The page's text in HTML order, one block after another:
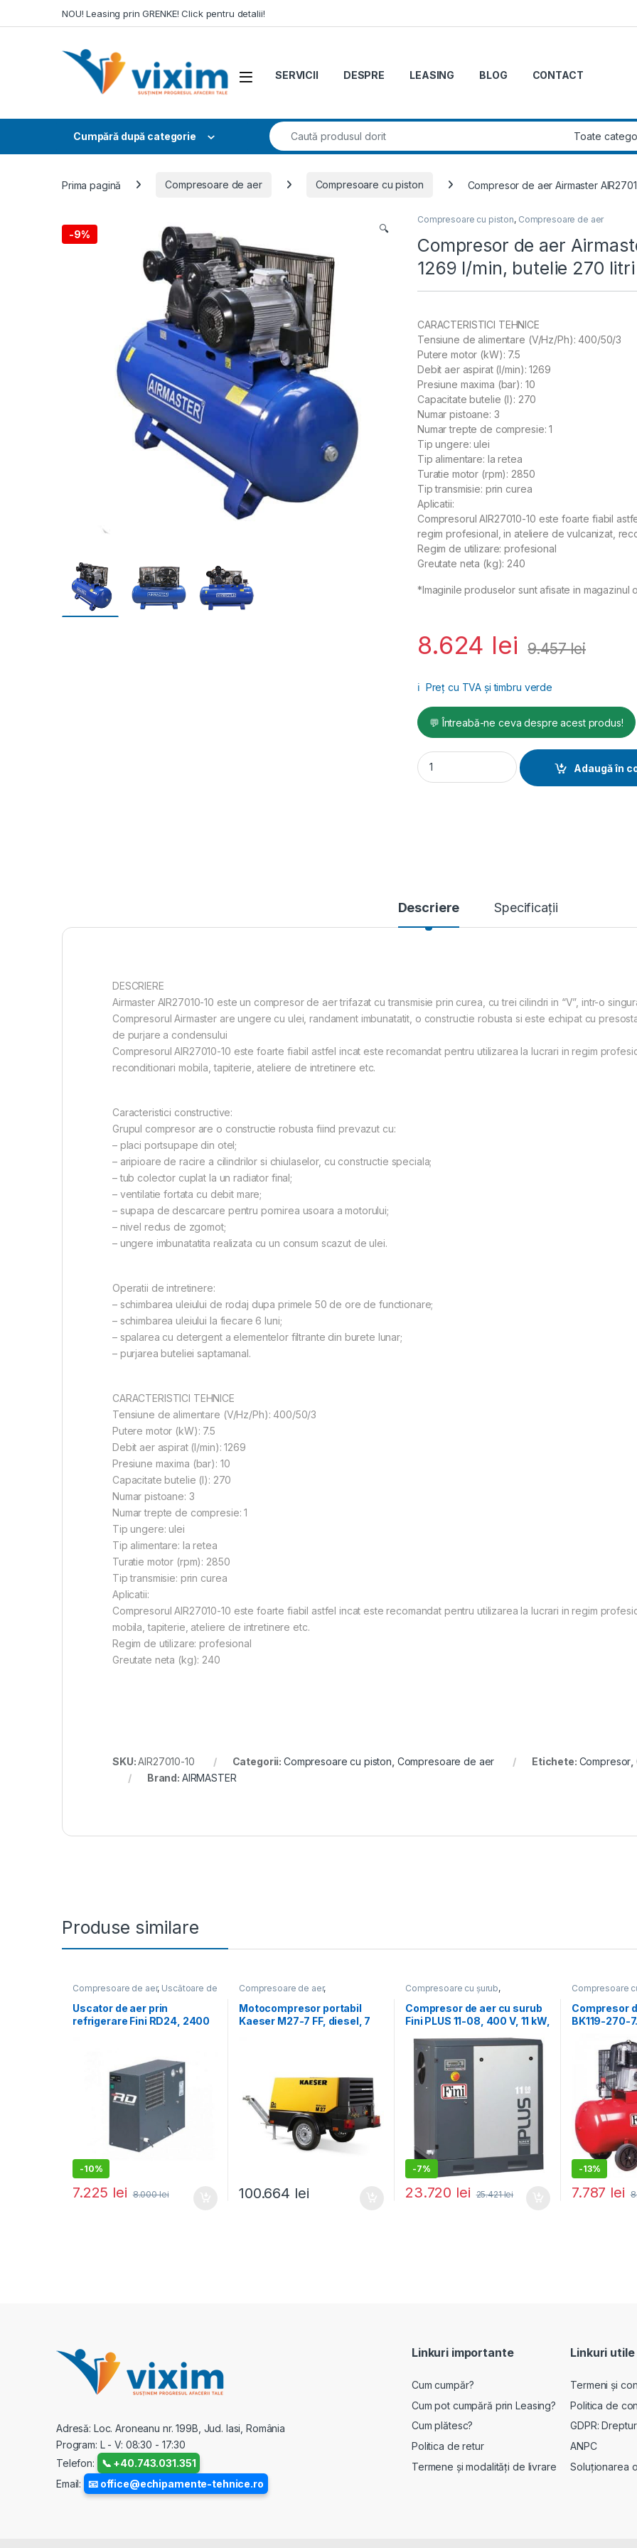
NOU! Leasing prin GRENKE! Click pentru detalii!
SERVICII DESPRE LEASING BLOG CONTACT
Cumpără după categorie
Search for:
Prima pagină Compresoare de aer Compresoare cu piston Compresor de aer Airmaster
-9% 🔍
Compresoare cu piston, Compresoare de aer
Compresor de aer
1269 l/min, butelie 270 litri
CARACTERISTICI TEHNICE
Tensiune de alimentare (V/Hz/Ph): 400/50/3
Putere motor (kW): 7.5
Debit aer aspirat (l/min): 1269
Presiune maxima (bar): 10
Capacitate butelie (l): 270
Numar pistoane: 3
Numar trepte de compresie: 1
Tip ungere: ulei
Tip alimentare: la retea
Turatie motor (rpm): 2850
Tip transmisie: prin curea
Aplicatii:
Compresorul AIR27010-10 este foarte fiabil
regim profesional, in ateliere de vulcanizat,
Regim de utilizare: profesional
Greutate neta (kg): 240
*Imaginile produselor sunt afisate in magazinul
8.624 lei 9.457lei
ℹ️ Preț cu TVA și timbru verde
💬 Întreabă-ne ceva despre acest produs!
Compresor de aer Airmaster AIR27010-10,
Adaugă în
Descriere Specificații
DESCRIERE
Airmaster AIR27010-10 este un compresor de aer trifazat cu transmisie prin curea, cu trei cilindri in “V”, intr-o
Compresorul Airmaster are ungere cu ulei, randament imbunatatit, o constructie robusta si este echipat cu
de purjare a condensului
Compresorul AIR27010-10 este foarte fiabil astfel incat este recomandat pentru utilizarea la lucrari in regim
reconditionari mobila, tapiterie, ateliere de intretinere etc.
Caracteristici constructive:
Grupul compresor are o constructie robusta fiind prevazut cu:
– placi portsupape din otel;
– aripioare de racire a cilindrilor si chiulaselor, cu constructie speciala;
– tub colector cuplat la un radiator final;
– ventilatie fortata cu debit mare;
– supapa de descarcare pentru pornirea usoara a motorului;
– nivel redus de zgomot;
– ungere imbunatatita realizata cu un consum scazut de ulei.
Operatii de intretinere:
– schimbarea uleiului de rodaj dupa primele 50 de ore de functionare;
– schimbarea uleiului la fiecare 6 luni;
– spalarea cu detergent a elementelor filtrante din burete lunar;
– purjarea buteliei saptamanal.
CARACTERISTICI TEHNICE
Tensiune de alimentare (V/Hz/Ph): 400/50/3
Putere motor (kW): 7.5
Debit aer aspirat (l/min): 1269
Presiune maxima (bar): 10
Capacitate butelie (l): 270
Numar pistoane: 3
Numar trepte de compresie: 1
Tip ungere: ulei
Tip alimentare: la retea
Turatie motor (rpm): 2850
Tip transmisie: prin curea
Aplicatii:
Compresorul AIR27010-10 este foarte fiabil astfel incat este recomandat pentru utilizarea la lucrari in regim
mobila, tapiterie, ateliere de intretinere etc.
Regim de utilizare: profesional
Greutate neta (kg): 240
SKU:AIR27010-10 Categorii: Compresoare cu piston Compresoare de aer Etichete: Compresor ,
Brand: AIRMASTER
Produse similare
Compresoare de aer, Uscătoare de
Uscator de aer prin
refrigerare Fini RD24, 2400
-10%
7.225 lei 8.000lei
Compresoare de aer,
Motocompresoare
Motocompresor portabil
Kaeser M27-7 FF, diesel, 7
100.664 lei
Compresoare cu șurub,
Compresoare de aer
Compresor de aer cu surub
Fini PLUS 11-08, 400 V, 11 kW,
-7%
23.720 lei 25.421lei
Compresoare
Compresoare
Compresor
BK119-270-
-13%
7.787 lei
Adresă: Loc. Aroneanu nr. 199B, Jud. Iasi, România
Program: L - V: 08:30 - 17:30
Telefon:
📞 +40.743.031.351
Email:
📧 office@echipamente-tehnice.ro
Linkuri importante
Cum cumpăr?
Cum pot cumpără prin Leasing?
Cum plătesc?
Politica de retur
Termene și modalități de livrare
Linkuri utile
Termeni și
Politica de
GDPR:
ANPC
Soluționarea